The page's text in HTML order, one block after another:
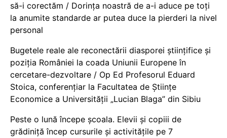
să-i corectăm / Dorința noastră de a-i aduce pe toți
la anumite standarde ar putea duce la pierderi la nivel
personal
Bugetele reale ale reconectării diasporei științifice și
poziția României la coada Uniunii Europene în
cercetare-dezvoltare / Op Ed Profesorul Eduard
Stoica, conferențiar la Facultatea de Științe
Economice a Universității „Lucian Blaga” din Sibiu
Peste o lună începe școala. Elevii și copiii de
grădiniță încep cursurile și activitățile pe 7